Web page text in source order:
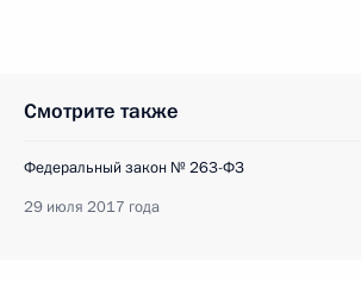
Смотрите также
Федеральный закон № 263-ФЗ
29 июля 2017 года